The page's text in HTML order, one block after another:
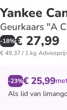
Yankee
Geurkaars "A
-18%€ 27,99
€ 49,37 / 1 kg
-23%€ 25,99
Als lid van